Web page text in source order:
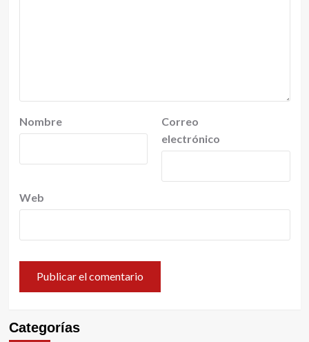
Nombre
Correo
electrónico
Web
Categorías